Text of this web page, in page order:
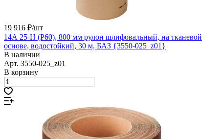
19 916 ₽/шт
14А 25-H (P60), 800 мм рулон шлифовальный, на тканевой
основе, водостойкий, 30 м, БАЗ {3550-025_z01}
В наличии
Арт. 3550-025_z01
В корзину